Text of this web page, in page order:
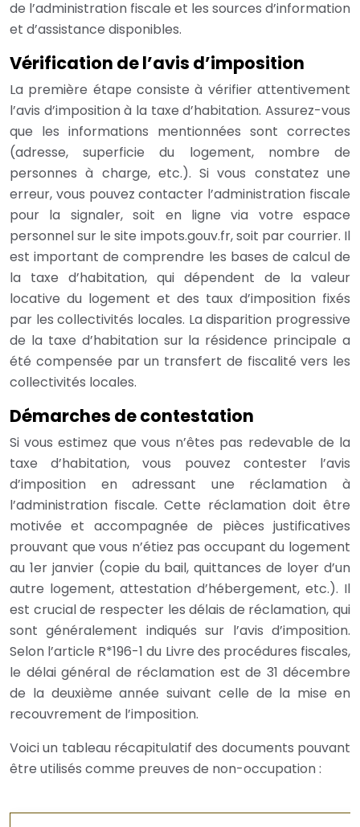
de l’administration fiscale et les sources d’information
et d’assistance disponibles.
Vérification de l’avis d’imposition
La première étape consiste à vérifier attentivement
l’avis d’imposition à la taxe d’habitation. Assurez-vous
que les informations mentionnées sont correctes
(adresse, superficie du logement, nombre de
personnes à charge, etc.). Si vous constatez une
erreur, vous pouvez contacter l’administration fiscale
pour la signaler, soit en ligne via votre espace
personnel sur le site impots.gouv.fr, soit par courrier. Il
est important de comprendre les bases de calcul de
la taxe d’habitation, qui dépendent de la valeur
locative du logement et des taux d’imposition fixés
par les collectivités locales. La disparition progressive
de la taxe d’habitation sur la résidence principale a
été compensée par un transfert de fiscalité vers les
collectivités locales.
Démarches de contestation
Si vous estimez que vous n’êtes pas redevable de la
taxe d’habitation, vous pouvez contester l’avis
d’imposition en adressant une réclamation à
l’administration fiscale. Cette réclamation doit être
motivée et accompagnée de pièces justificatives
prouvant que vous n’étiez pas occupant du logement
au 1er janvier (copie du bail, quittances de loyer d’un
autre logement, attestation d’hébergement, etc.). Il
est crucial de respecter les délais de réclamation, qui
sont généralement indiqués sur l’avis d’imposition.
Selon l’article R*196-1 du Livre des procédures fiscales,
le délai général de réclamation est de 31 décembre
de la deuxième année suivant celle de la mise en
recouvrement de l’imposition.
Voici un tableau récapitulatif des documents pouvant
être utilisés comme preuves de non-occupation :